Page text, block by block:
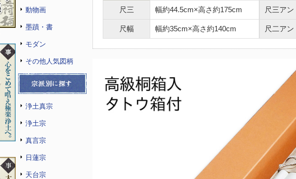
動物画
墨蹟・書
モダン
その他人気図柄
浄土真宗
浄土宗
真言宗
日蓮宗
天台宗
尺三 幅約44.5cm×高さ約175cm
尺幅 幅約35cm×高さ約140cm
尺三アン
尺二アン